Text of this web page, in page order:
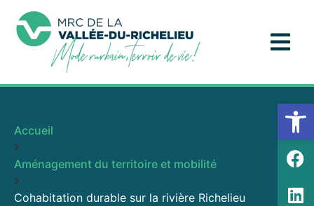
Accueil
Aménagement du territoire et mobilité
Cohabitation durable sur la rivière Richelieu